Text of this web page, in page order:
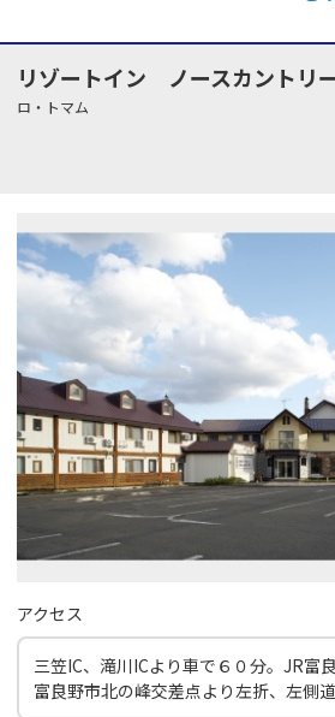
リゾートイン ノースカントリ
ロ・トマム
アクセス
三笠IC、滝川ICより車で６０分。JR富
富良野市北の峰交差点より左折、左側